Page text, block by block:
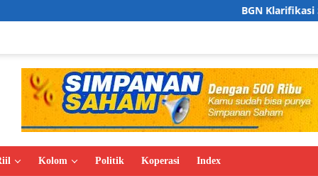
BGN Klarifikasi Soal
Kolom Politik Koperasi Index